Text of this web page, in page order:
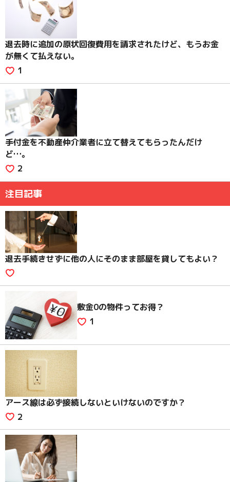
退去時に追加の原状回復費用を請求されたけど、もうお金
が無くて払えない。
1
手付金を不動産仲介業者に立て替えてもらったんだけ
ど…。
2
注目記事
退去手続きせずに他の人にそのまま部屋を貸してもよい？
敷金0の物件ってお得？
1
アース線は必ず接続しないといけないのですか？
2